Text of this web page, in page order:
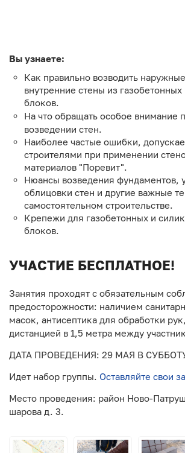
Вы узнаете:
Как правильно возводить
внутренние стены из
блоков.
На что обращать особое внимание
возведении стен.
Наиболее частые ошибки,
строителями при применении
материалов "Поревит".
Нюансы возведения фундаментов,
облицовки стен и другие важные
самостоятельном строительстве.
Крепежи для газобетонных и
блоков.
УЧАСТИЕ БЕСПЛАТНОЕ!
Занятия проходят с обязательным
предосторожности: наличием
масок, антисептика для обработки
дистанцией в 1,5 метра между
ДАТА ПРОВЕДЕНИЯ: 29 МАЯ В
Идет набор группы. Оставляйте свои
Место проведения: район Ново-
шарова д. 3.